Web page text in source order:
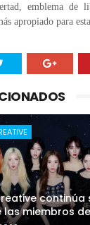
emblema de
apropiado para
continúa
miembros de